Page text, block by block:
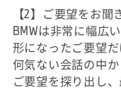
【2】ご要望をお聞
BMWは非常に幅広
形になったご要望だ
何気ない会話の中
ご要望を探り出し